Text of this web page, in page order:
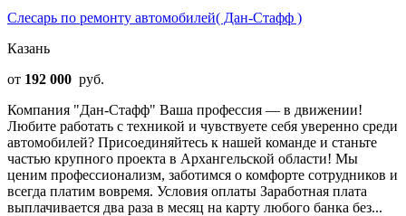
Слесарь по ремонту автомобилей( Дан-Стафф )
Казань
от 192 000 руб.
Компания "Дан-Стафф" Ваша профессия — в движении!
Любите работать с техникой и чувствуете себя уверенно среди
автомобилей? Присоединяйтесь к нашей команде и станьте
частью крупного проекта в Архангельской области! Мы
ценим профессионализм, заботимся о комфорте сотрудников и
всегда платим вовремя. Условия оплаты Заработная плата
выплачивается два раза в месяц на карту любого банка без...